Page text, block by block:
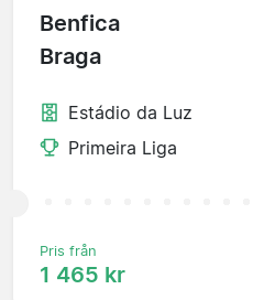
Benfica
Braga
Estádio da Luz
Primeira Liga
Pris från
1 465 kr